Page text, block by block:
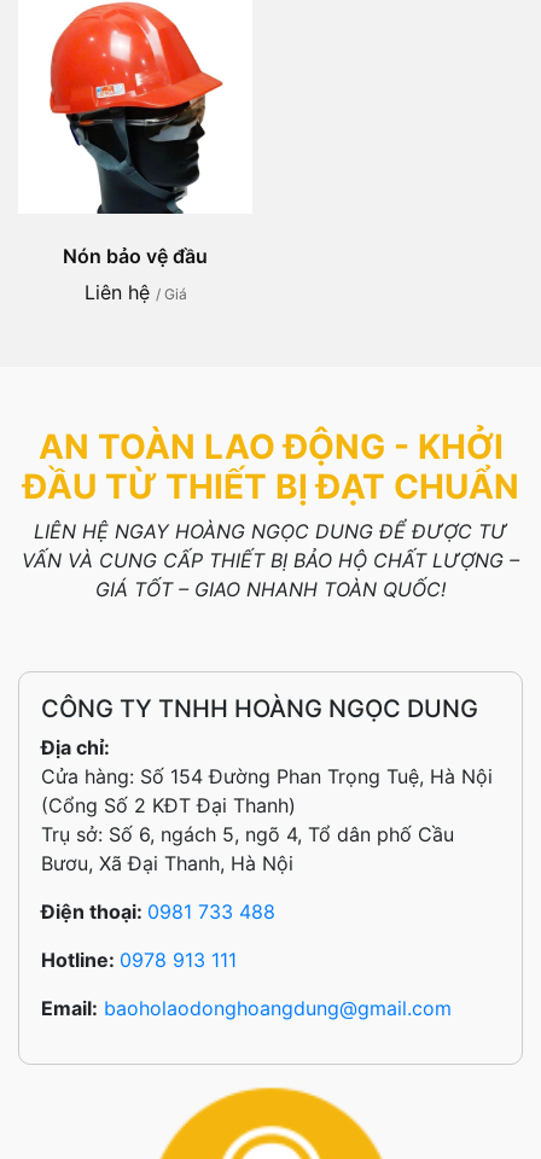
Nón bảo vệ đầu
Liên hệ / Giá
AN TOÀN LAO ĐỘNG - KHỞI
ĐẦU TỪ THIẾT BỊ ĐẠT CHUẨN
LIÊN HỆ NGAY HOÀNG NGỌC DUNG ĐỂ ĐƯỢC TƯ
VẤN VÀ CUNG CẤP THIẾT BỊ BẢO HỘ CHẤT LƯỢNG –
GIÁ TỐT – GIAO NHANH TOÀN QUỐC!
CÔNG TY TNHH HOÀNG NGỌC DUNG
Địa chỉ:
Cửa hàng: Số 154 Đường Phan Trọng Tuệ, Hà Nội
(Cổng Số 2 KĐT Đại Thanh)
Trụ sở: Số 6, ngách 5, ngõ 4, Tổ dân phố Cầu
Bươu, Xã Đại Thanh, Hà Nội
Điện thoại: 0981 733 488
Hotline: 0978 913 111
Email: baoholaodonghoangdung@gmail.com